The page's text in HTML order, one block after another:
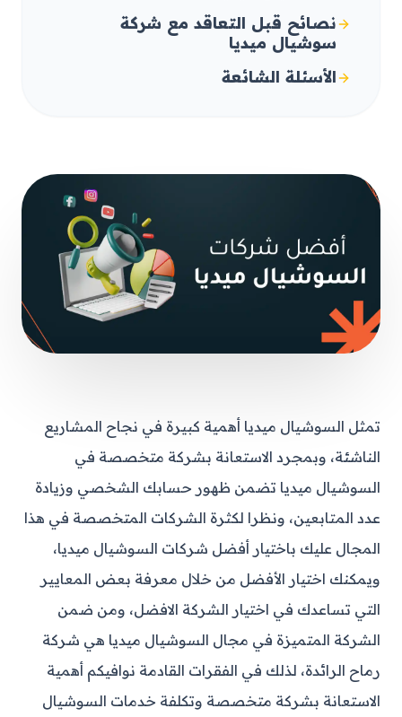
نصائح قبل التعاقد مع شركة
سوشيال ميديا
الأسئلة الشائعة
تمثل السوشيال ميديا أهمية كبيرة في نجاح المشاريع
الناشئة، وبمجرد الاستعانة بشركة متخصصة في
السوشيال ميديا تضمن ظهور حسابك الشخصي وزيادة
عدد المتابعين، ونظرا لكثرة الشركات المتخصصة في هذا
المجال عليك باختيار أفضل شركات السوشيال ميديا،
ويمكنك اختيار الأفضل من خلال معرفة بعض المعايير
التي تساعدك في اختيار الشركة الافضل، ومن ضمن
الشركة المتميزة في مجال السوشيال ميديا هي شركة
رماح الرائدة، لذلك في الفقرات القادمة نوافيكم أهمية
الاستعانة بشركة متخصصة وتكلفة خدمات السوشيال